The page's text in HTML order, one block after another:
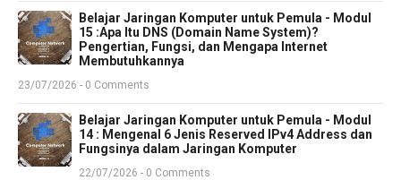
Belajar Jaringan Komputer untuk Pemula - Modul
15 :Apa Itu DNS (Domain Name System)?
Pengertian, Fungsi, dan Mengapa Internet
Membutuhkannya
23/07/2026 - 0 Comments
Belajar Jaringan Komputer untuk Pemula - Modul
14 : Mengenal 6 Jenis Reserved IPv4 Address dan
Fungsinya dalam Jaringan Komputer
22/07/2026 - 0 Comments